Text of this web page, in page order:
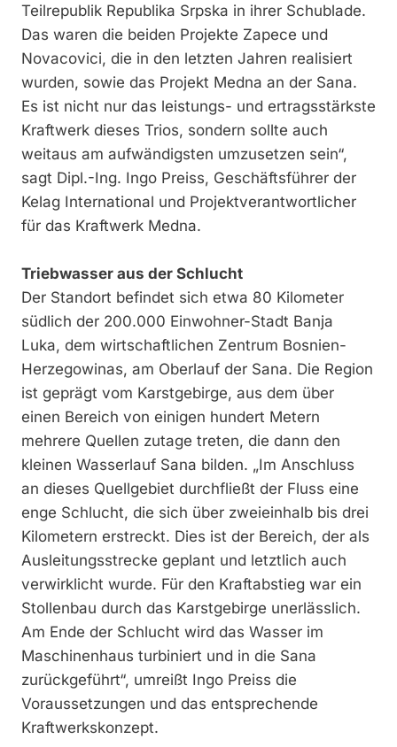
Teilrepublik Republika Srpska in ihrer Schublade.
Das waren die beiden Projekte Zapece und
Novacovici, die in den letzten Jahren realisiert
wurden, sowie das Projekt Medna an der Sana.
Es ist nicht nur das leistungs- und ertragsstärkste
Kraftwerk dieses Trios, sondern sollte auch
weitaus am aufwändigsten umzusetzen sein“,
sagt Dipl.-Ing. Ingo Preiss, Geschäftsführer der
Kelag International und Projektverantwortlicher
für das Kraftwerk Medna.
Triebwasser aus der Schlucht
Der Standort befindet sich etwa 80 Kilometer
südlich der 200.000 Einwohner-Stadt Banja
Luka, dem wirtschaftlichen Zentrum Bosnien-
Herzegowinas, am Oberlauf der Sana. Die Region
ist geprägt vom Karstgebirge, aus dem über
einen Bereich von einigen hundert Metern
mehrere Quellen zutage treten, die dann den
kleinen Wasserlauf Sana bilden. „Im Anschluss
an dieses Quellgebiet durchfließt der Fluss eine
enge Schlucht, die sich über zweieinhalb bis drei
Kilometern erstreckt. Dies ist der Bereich, der als
Ausleitungsstrecke geplant und letztlich auch
verwirklicht wurde. Für den Kraftabstieg war ein
Stollenbau durch das Karstgebirge unerlässlich.
Am Ende der Schlucht wird das Wasser im
Maschinenhaus turbiniert und in die Sana
zurückgeführt“, umreißt Ingo Preiss die
Voraussetzungen und das entsprechende
Kraftwerkskonzept.